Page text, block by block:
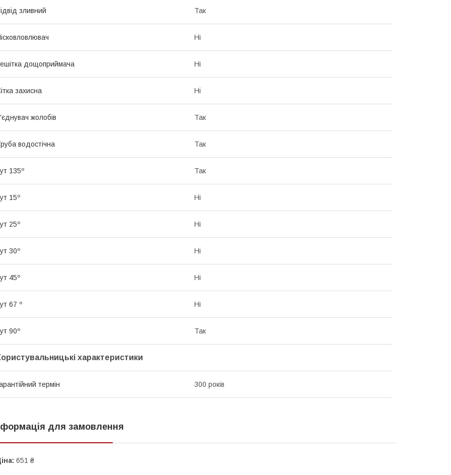
зливний Так
Ні
дощоприймача Ні
захисна Ні
жолобів Так
водостічна Так
135º Так
15º Ні
25º Ні
30º Ні
45º Ні
67 º Ні
90º Так
характеристики
термін 300 років
для замовлення
651 ₴